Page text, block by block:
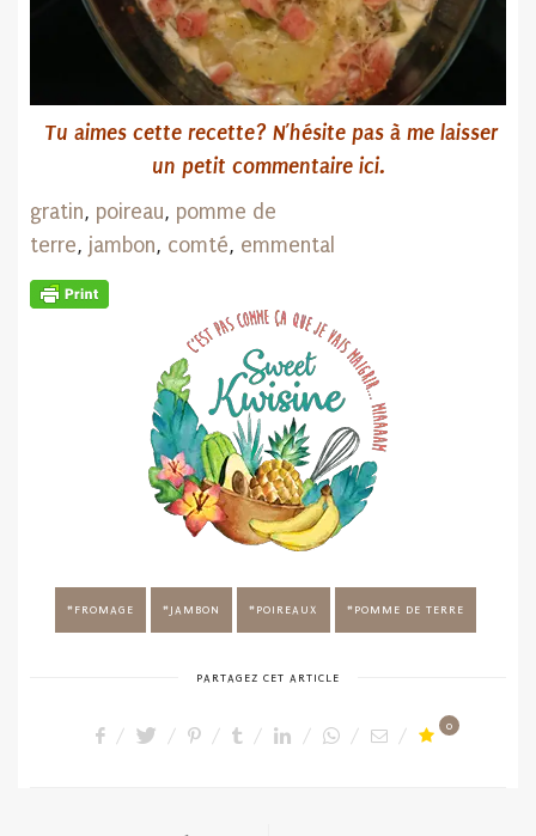
Tu aimes cette recette? N’hésite pas à me laisser
un petit commentaire ici.
gratin, poireau, pomme de
terre, jambon, comté, emmental
FROMAGE JAMBON POIREAUX POMME DE TERRE
PARTAGEZ CET ARTICLE
0